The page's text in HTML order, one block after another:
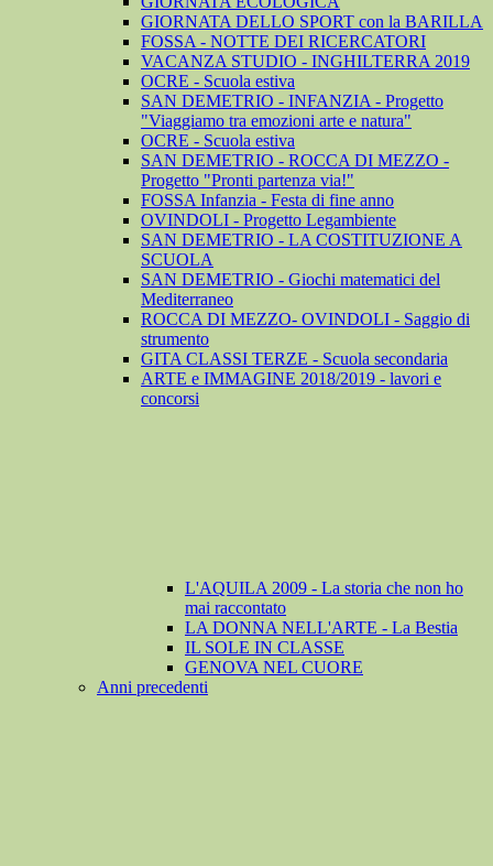
GIORNATA DELLO SPORT con la BARILLA
FOSSA - NOTTE DEI RICERCATORI
VACANZA STUDIO - INGHILTERRA 2019
OCRE - Scuola estiva
SAN DEMETRIO - INFANZIA - Progetto
"Viaggiamo tra emozioni arte e natura"
OCRE - Scuola estiva
SAN DEMETRIO - ROCCA DI MEZZO -
Progetto "Pronti partenza via!"
FOSSA Infanzia - Festa di fine anno
OVINDOLI - Progetto Legambiente
SAN DEMETRIO - LA COSTITUZIONE A
SCUOLA
SAN DEMETRIO - Giochi matematici del
Mediterraneo
ROCCA DI MEZZO- OVINDOLI - Saggio di
strumento
GITA CLASSI TERZE - Scuola secondaria
ARTE e IMMAGINE 2018/2019 - lavori e
concorsi
L'AQUILA 2009 - La storia che non ho
mai raccontato
LA DONNA NELL'ARTE - La Bestia
IL SOLE IN CLASSE
GENOVA NEL CUORE
Anni precedenti